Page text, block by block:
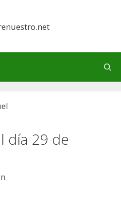
día 29 de